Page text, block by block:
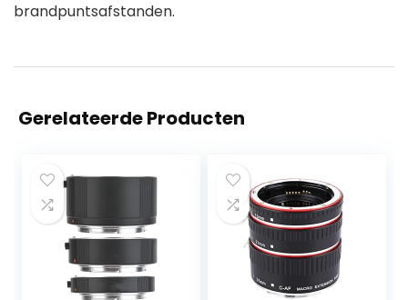
brandpuntsafstanden.
Gerelateerde Producten